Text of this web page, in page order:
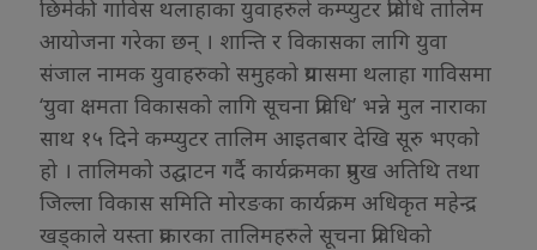
छिमेकी गाविस थलाहाका युवाहरुले कम्प्युटर प्रविधि तालिम
आयोजना गरेका छन् । शान्ति र विकासका लागि युवा
संजाल नामक युवाहरुको समुहको प्रयासमा थलाहा गाविसमा
‘युवा क्षमता विकासको लागि सूचना प्रविधि’ भन्ने मुल नाराका
साथ १५ दिने कम्प्युटर तालिम आइतबार देखि सूरु भएको
हो । तालिमको उद्घाटन गर्दै कार्यक्रमका प्रमुख अतिथि तथा
जिल्ला विकास समिति मोरङका कार्यक्रम अधिकृत महेन्द्र
खड्काले यस्ता प्रकारका तालिमहरुले सूचना प्रविधिको